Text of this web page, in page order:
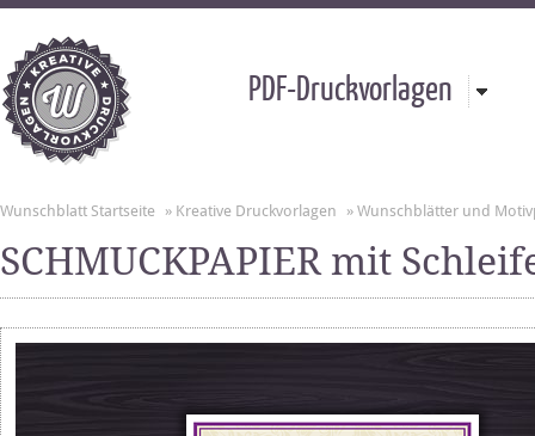
PDF-Druckvorlagen
Wunschblatt Startseite » Kreative Druckvorlagen » Wunschblätter und
SCHMUCKPAPIER mit